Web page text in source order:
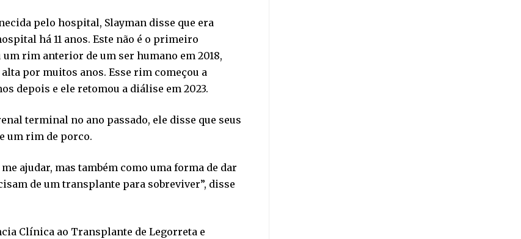
pelo hospital, Slayman disse que era
há 11 anos. Este não é o primeiro
rim anterior de um ser humano em 2018,
por muitos anos. Esse rim começou a
depois e ele retomou a diálise em 2023.
terminal no ano passado, ele disse que seus
um rim de porco.
ajudar, mas também como uma forma de dar
de um transplante para sobreviver”, disse
Clínica ao Transplante de Legorreta e